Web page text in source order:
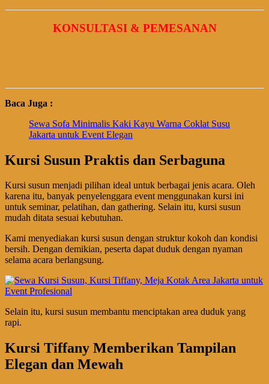
KONSULTASI & PEMESANAN
Baca Juga :
Sewa Sofa Minimalis Kaki Kayu Warna Coklat Susu
Jakarta untuk Event Elegan
Kursi Susun Praktis dan Serbaguna
Kursi susun menjadi pilihan ideal untuk berbagai jenis acara. Oleh
karena itu, banyak penyelenggara event menggunakan kursi ini
untuk seminar, pelatihan, dan gathering. Selain itu, kursi susun
mudah ditata sesuai kebutuhan.
Kami menyediakan kursi susun dengan struktur kokoh dan kondisi
bersih. Dengan demikian, peserta dapat duduk dengan nyaman
selama acara berlangsung.
Selain itu, kursi susun membantu menciptakan area duduk yang
rapi.
Kursi Tiffany Memberikan Tampilan
Elegan dan Mewah